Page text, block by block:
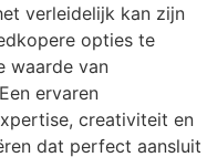
verleidelijk kan zijn
opties te
waarde van
ervaren
creativiteit en
dat perfect aansluit